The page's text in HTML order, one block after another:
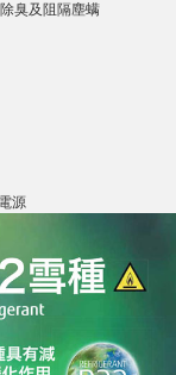
臭及阻隔塵螨
源